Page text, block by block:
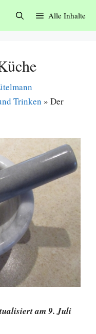
Alle Inhalte
Trinken » Der
am 9. Juli